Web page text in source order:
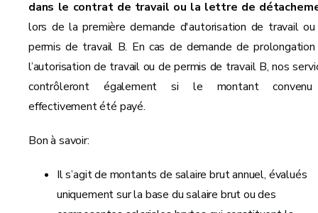
dans le contrat de travail ou la lettre de
lors de la première demande d'autorisation de travail
permis de travail B. En cas de demande de
l’autorisation de travail ou de permis de travail B, nos
contrôleront également si le montant
effectivement été payé.
Bon à savoir:
Il s’agit de montants de salaire brut annuel, évalués
uniquement sur la base du salaire brut ou des